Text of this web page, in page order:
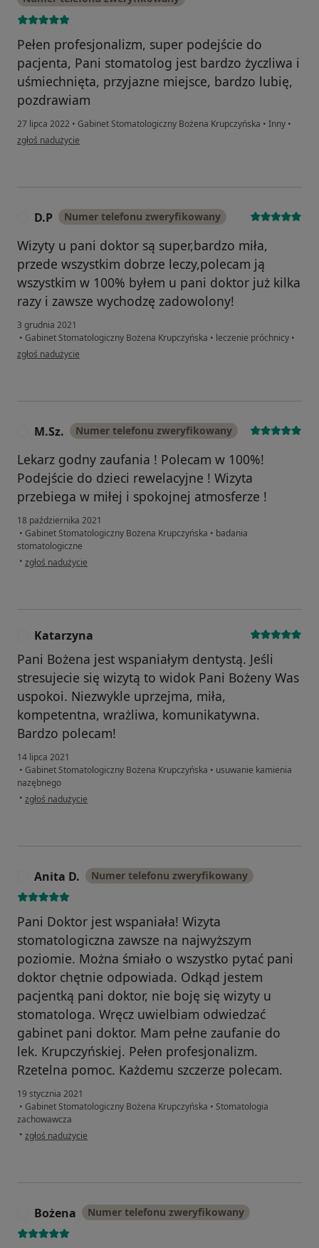
Pełen profesjonalizm, super podejście do
pacjenta, Pani stomatolog jest bardzo życzliwa i
uśmiechnięta, przyjazne miejsce, bardzo lubię,
pozdrawiam
27 lipca 2022 • Gabinet Stomatologiczny Bożena Krupczyńska • Inny •
w opinii użytkownika Szydłowska Wioletta
zgłoś nadużycie
D.P Numer telefonu zweryfikowany
Wizyty u pani doktor są super,bardzo miła,
przede wszystkim dobrze leczy,polecam ją
wszystkim w 100% byłem u pani doktor już kilka
razy i zawsze wychodzę zadowolony!
3 grudnia 2021
• Gabinet Stomatologiczny Bożena Krupczyńska • leczenie próchnicy •
w opinii użytkownika D.P
zgłoś nadużycie
M.Sz. Numer telefonu zweryfikowany
Lekarz godny zaufania ! Polecam w 100%!
Podejście do dzieci rewelacyjne ! Wizyta
przebiega w miłej i spokojnej atmosferze !
18 października 2021
• Gabinet Stomatologiczny Bożena Krupczyńska • badania
stomatologiczne
• w opinii użytkownika M.Sz.
zgłoś nadużycie
Katarzyna
Pani Bożena jest wspaniałym dentystą. Jeśli
stresujecie się wizytą to widok Pani Bożeny Was
uspokoi. Niezwykle uprzejma, miła,
kompetentna, wrażliwa, komunikatywna.
Bardzo polecam!
14 lipca 2021
• Gabinet Stomatologiczny Bożena Krupczyńska • usuwanie kamienia
nazębnego
• w opinii użytkownika Katarzyna
zgłoś nadużycie
Anita D. Numer telefonu zweryfikowany
Pani Doktor jest wspaniała! Wizyta
stomatologiczna zawsze na najwyższym
poziomie. Można śmiało o wszystko pytać pani
doktor chętnie odpowiada. Odkąd jestem
pacjentką pani doktor, nie boję się wizyty u
stomatologa. Wręcz uwielbiam odwiedzać
gabinet pani doktor. Mam pełne zaufanie do
lek. Krupczyńskiej. Pełen profesjonalizm.
Rzetelna pomoc. Każdemu szczerze polecam.
19 stycznia 2021
• Gabinet Stomatologiczny Bożena Krupczyńska • Stomatologia
zachowawcza
• w opinii użytkownika Anita D.
zgłoś nadużycie
Bożena Numer telefonu zweryfikowany